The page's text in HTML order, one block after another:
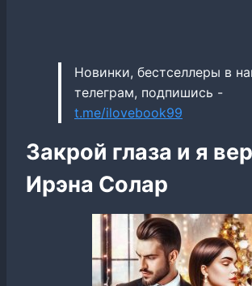
Новинки, бестселлеры в
телеграм, подпишись -
t.me/ilovebook99
Закрой глаза и я
Ирэна Солар